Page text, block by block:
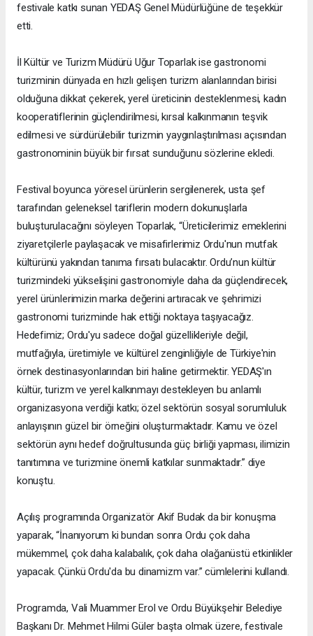
festivale katkı sunan YEDAŞ Genel Müdürlüğüne de teşekkür
etti.
İl Kültür ve Turizm Müdürü Uğur Toparlak ise gastronomi
turizminin dünyada en hızlı gelişen turizm alanlarından birisi
olduğuna dikkat çekerek, yerel üreticinin desteklenmesi, kadın
kooperatiflerinin güçlendirilmesi, kırsal kalkınmanın teşvik
edilmesi ve sürdürülebilir turizmin yaygınlaştırılması açısından
gastronominin büyük bir fırsat sunduğunu sözlerine ekledi.
Festival boyunca yöresel ürünlerin sergilenerek, usta şef
tarafından geleneksel tariflerin modern dokunuşlarla
buluşturulacağını söyleyen Toparlak, “Üreticilerimiz emeklerini
ziyaretçilerle paylaşacak ve misafirlerimiz Ordu'nun mutfak
kültürünü yakından tanıma fırsatı bulacaktır. Ordu’nun kültür
turizmindeki yükselişini gastronomiyle daha da güçlendirecek,
yerel ürünlerimizin marka değerini artıracak ve şehrimizi
gastronomi turizminde hak ettiği noktaya taşıyacağız.
Hedefimiz; Ordu'yu sadece doğal güzellikleriyle değil,
mutfağıyla, üretimiyle ve kültürel zenginliğiyle de Türkiye'nin
örnek destinasyonlarından biri haline getirmektir. YEDAŞ'ın
kültür, turizm ve yerel kalkınmayı destekleyen bu anlamlı
organizasyona verdiği katkı; özel sektörün sosyal sorumluluk
anlayışının güzel bir örneğini oluşturmaktadır. Kamu ve özel
sektörün aynı hedef doğrultusunda güç birliği yapması, ilimizin
tanıtımına ve turizmine önemli katkılar sunmaktadır.” diye
konuştu.
Açılış programında Organizatör Akif Budak da bir konuşma
yaparak, “İnanıyorum ki bundan sonra Ordu çok daha
mükemmel, çok daha kalabalık, çok daha olağanüstü etkinlikler
yapacak. Çünkü Ordu'da bu dinamizm var.” cümlelerini kullandı.
Programda, Vali Muammer Erol ve Ordu Büyükşehir Belediye
Başkanı Dr. Mehmet Hilmi Güler başta olmak üzere, festivale